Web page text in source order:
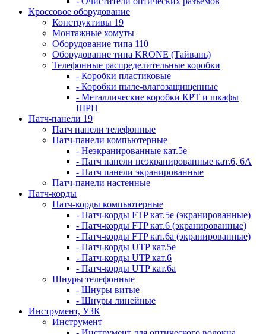
Кроссовое оборудование
Конструктивы 19
Монтажные хомуты
Оборудование типа 110
Оборудование типа KRONE (Тайвань)
Телефонные распределительные коробки
- Коробки пластиковые
- Коробки пыле-влагозащищенные
- Металлические коробки КРТ и шкафы
ШРН
Патч-панели 19
Патч панели телефонные
Патч-панели компьютерные
- Неэкранированные кат.5е
- Патч панели неэкранированные кат.6, 6А
- Патч панели экранированные
Патч-панели настенные
Патч-корды
Патч-корды компьютерные
- Патч-корды FTP кат.5е (экранированные)
- Патч-корды FTP кат.6 (экранированные)
- Патч-корды FTP кат.6а (экранированные)
- Патч-корды UTP кат.5е
- Патч-корды UTP кат.6
- Патч-корды UTP кат.6а
Шнуры телефонные
- Шнуры витые
- Шнуры линейные
Инструмент, УЗК
Инструмент